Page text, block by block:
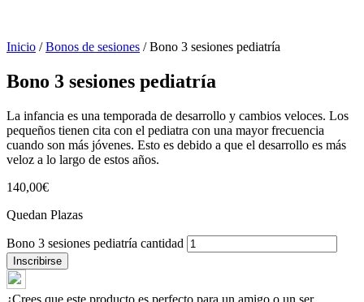
Inicio /Bonos de sesiones / Bono 3 sesiones pediatría
Bono 3 sesiones pediatría
La infancia es una temporada de desarrollo y cambios veloces. Los
pequeños tienen cita con el pediatra con una mayor frecuencia
cuando son más jóvenes. Esto es debido a que el desarrollo es más
veloz a lo largo de estos años.
140,00€
Quedan Plazas
Bono 3 sesiones pediatría cantidad
Inscribirse
¿Crees que este producto es perfecto para un amigo o un ser